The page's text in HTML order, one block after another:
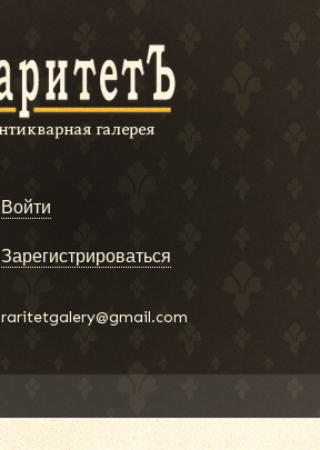
Войти
Зарегистрироваться
raritetgalery@gmail.com